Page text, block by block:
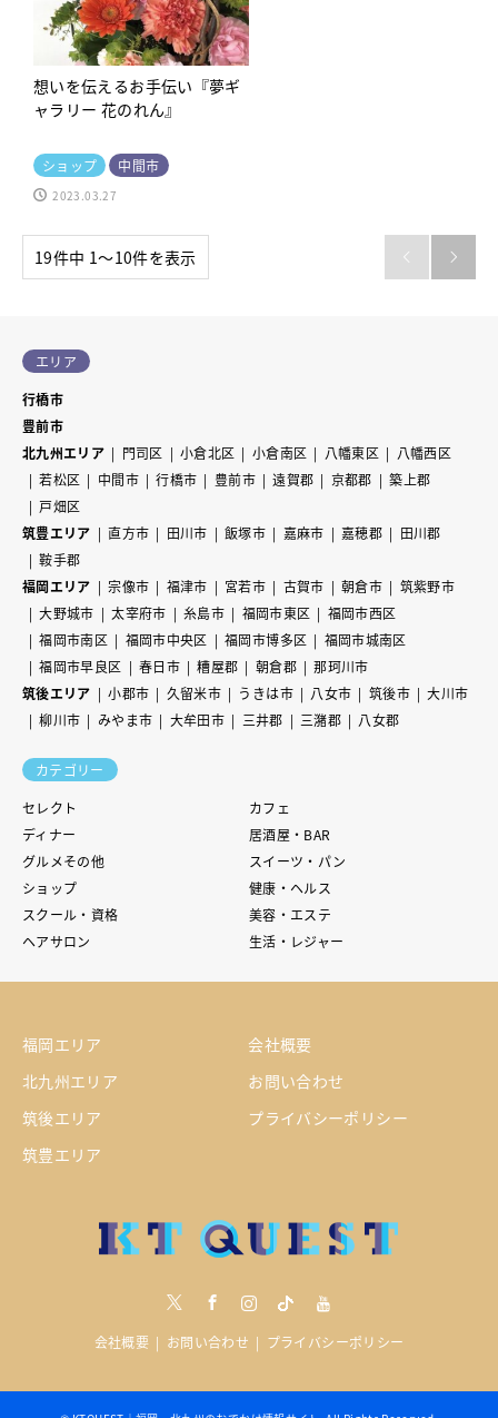
想いを伝えるお手伝い『夢ギ
ャラリー 花のれん』
ショップ 中間市
2023.03.27
19件中 1〜10件を表示  
エリア
行橋市
豊前市
北九州エリア
門司区 小倉北区 小倉南区 八幡東区
八幡西区
若松区
中間市 行橋市 豊前市 遠賀郡 京都郡
築上郡
戸畑区
筑豊エリア
直方市 田川市 飯塚市 嘉麻市 嘉穂郡
田川郡
鞍手郡
福岡エリア
宗像市 福津市 宮若市 古賀市 朝倉市
筑紫野市
大野城市
太宰府市 糸島市 福岡市東区
福岡市西区
福岡市南区
福岡市中央区 福岡市博多区
福岡市城南区
福岡市早良区
春日市 糟屋郡 朝倉郡
那珂川市
筑後エリア
小郡市 久留米市 うきは市 八女市 筑後市
大川市
柳川市
みやま市 大牟田市 三井郡 三潴郡 八女郡
カテゴリー
セレクト
カフェ
ディナー
居酒屋・BAR
グルメその他
スイーツ・パン
ショップ
健康・ヘルス
スクール・資格
美容・エステ
ヘアサロン
生活・レジャー
福岡エリア
北九州エリア
筑後エリア
筑豊エリア
会社概要
お問い合わせ
プライバシーポリシー
Instagramtiktock youtube
会社概要 お問い合わせ プライバシーポリシー